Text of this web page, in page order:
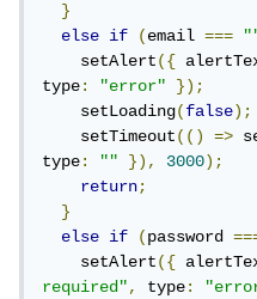
}
else
if (email ===
    setAlert
({
type: "error"
});
    setLoading
(false);
    setTimeout
(() =>
type: "" }), 3000);
return;
}
else
if (password
    setAlert
({
required", type: